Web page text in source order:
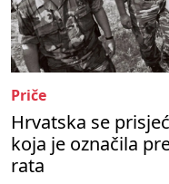
Priče
Hrvatska se
koja je označila
rata